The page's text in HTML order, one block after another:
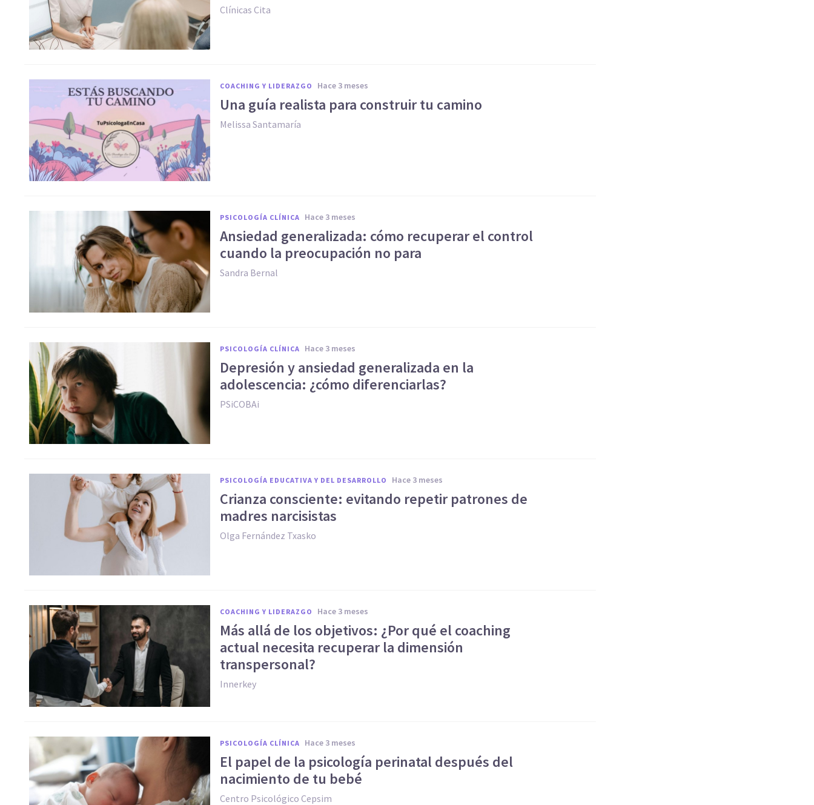
Clínicas Cita
COACHING Y LIDERAZGO hace 3 meses
Una guía realista para construir tu camino
Melissa Santamaría
PSICOLOGÍA CLÍNICA hace 3 meses
Ansiedad generalizada: cómo recuperar el control
cuando la preocupación no para
Sandra Bernal
PSICOLOGÍA CLÍNICA hace 3 meses
Depresión y ansiedad generalizada en la
adolescencia: ¿cómo diferenciarlas?
PSiCOBAi
PSICOLOGÍA EDUCATIVA Y DEL DESARROLLO hace 3 meses
Crianza consciente: evitando repetir patrones de
madres narcisistas
Olga Fernández Txasko
COACHING Y LIDERAZGO hace 3 meses
Más allá de los objetivos: ¿Por qué el coaching
actual necesita recuperar la dimensión
transpersonal?
Innerkey
PSICOLOGÍA CLÍNICA hace 3 meses
El papel de la psicología perinatal después del
nacimiento de tu bebé
Centro Psicológico Cepsim